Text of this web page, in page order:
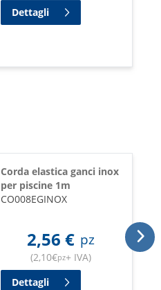
Dettagli
Corda elastica ganci inox
per piscine 1m
CO008EGINOX
2,56 € pz
(2,10€pz+ IVA)
Dettagli